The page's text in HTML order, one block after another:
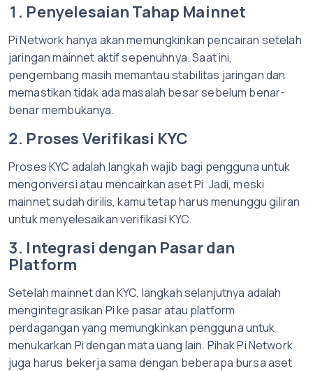
1. Penyelesaian Tahap Mainnet
Pi Network hanya akan memungkinkan pencairan setelah
jaringan mainnet aktif sepenuhnya. Saat ini,
pengembang masih memantau stabilitas jaringan dan
memastikan tidak ada masalah besar sebelum benar-
benar membukanya.
2. Proses Verifikasi KYC
Proses KYC adalah langkah wajib bagi pengguna untuk
mengonversi atau mencairkan aset Pi. Jadi, meski
mainnet sudah dirilis, kamu tetap harus menunggu giliran
untuk menyelesaikan verifikasi KYC.
3. Integrasi dengan Pasar dan
Platform
Setelah mainnet dan KYC, langkah selanjutnya adalah
mengintegrasikan Pi ke pasar atau platform
perdagangan yang memungkinkan pengguna untuk
menukarkan Pi dengan mata uang lain. Pihak Pi Network
juga harus bekerja sama dengan beberapa bursa aset